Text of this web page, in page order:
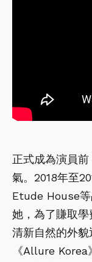
正式成為演員
氣。2018年至
Etude House等
她，為了賺取
清新自然的外貌
《Allure